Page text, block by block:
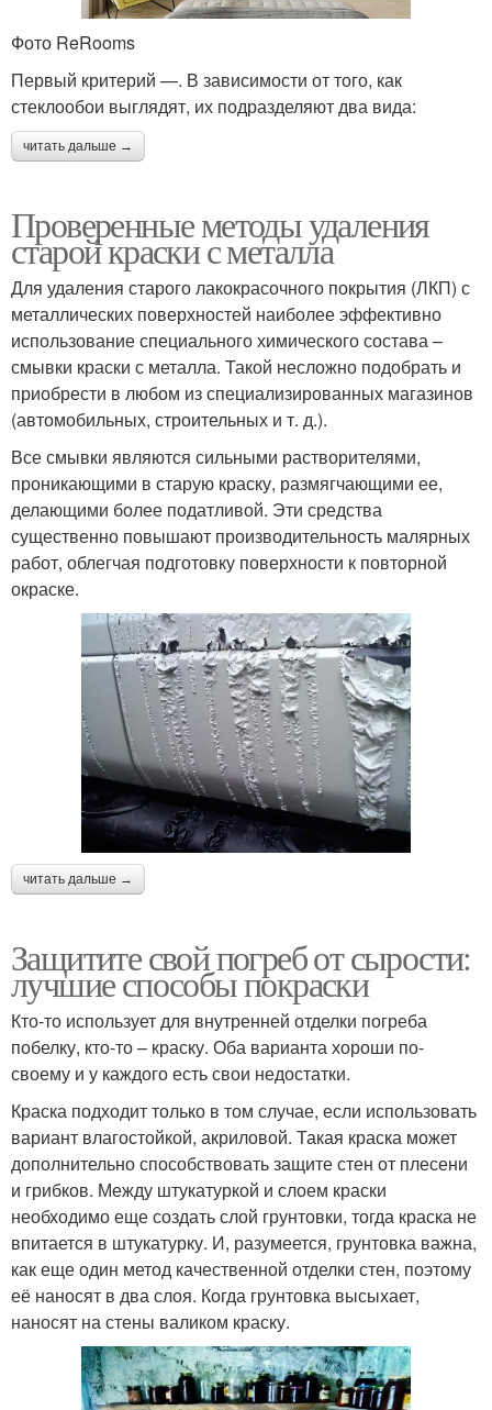
Фото ReRooms
Первый критерий —. В зависимости от того, как
стеклообои выглядят, их подразделяют два вида:
читать дальше →
Проверенные методы удаления
старой краски с металла
Для удаления старого лакокрасочного покрытия (ЛКП) с
металлических поверхностей наиболее эффективно
использование специального химического состава –
смывки краски с металла. Такой несложно подобрать и
приобрести в любом из специализированных магазинов
(автомобильных, строительных и т. д.).
Все смывки являются сильными растворителями,
проникающими в старую краску, размягчающими ее,
делающими более податливой. Эти средства
существенно повышают производительность малярных
работ, облегчая подготовку поверхности к повторной
окраске.
читать дальше →
Защитите свой погреб от сырости:
лучшие способы покраски
Кто-то использует для внутренней отделки погреба
побелку, кто-то – краску. Оба варианта хороши по-
своему и у каждого есть свои недостатки.
Краска подходит только в том случае, если использовать
вариант влагостойкой, акриловой. Такая краска может
дополнительно способствовать защите стен от плесени
и грибков. Между штукатуркой и слоем краски
необходимо еще создать слой грунтовки, тогда краска не
впитается в штукатурку. И, разумеется, грунтовка важна,
как еще один метод качественной отделки стен, поэтому
её наносят в два слоя. Когда грунтовка высыхает,
наносят на стены валиком краску.